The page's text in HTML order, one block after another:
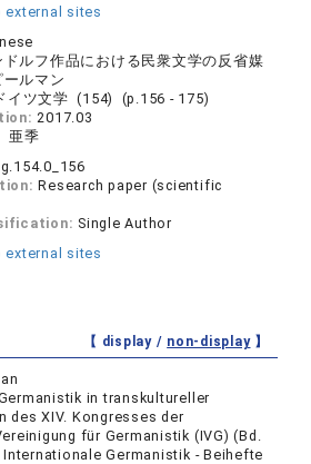
external sites
ドルフ作品における民衆文学の反省媒
ルマン
イツ文学 (154) (p.156 - 175)
2017.03
亜季
Research paper (scientific
Single Author
external sites
【 display / non-display】
in transkultureller
des XIV. Kongresses der
für Germanistik (IVG) (Bd.
Germanistik - Beihefte